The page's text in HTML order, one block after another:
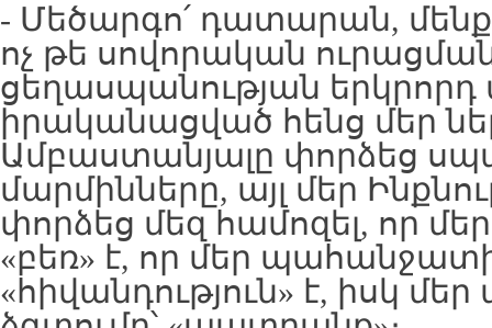
- Մեծարգո՛ դատարան,
ոչ թե սովորական
ցեղասպանության երկրորդ
իրականացված հենց մեր
Ամբաստանյալը փորձեց
մարմինները, այլ մեր
փորձեց մեզ համոզել, որ
«բեռ» է, որ մեր
«հիվանդություն» է, իսկ